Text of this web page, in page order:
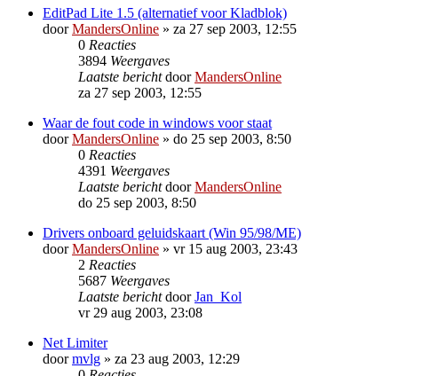
EditPad Lite 1.5 (alternatief voor Kladblok)
doorMandersOnline » za 27 sep 2003, 12:55
0 Reacties
3894 Weergaves
Laatste berichtdoorMandersOnline
za 27 sep 2003, 12:55
Waar de fout code in windows voor staat
doorMandersOnline » do 25 sep 2003, 8:50
0 Reacties
4391 Weergaves
Laatste berichtdoorMandersOnline
do 25 sep 2003, 8:50
Drivers onboard geluidskaart (Win 95/98/ME)
doorMandersOnline » vr 15 aug 2003, 23:43
2 Reacties
5687 Weergaves
Laatste berichtdoorJan_Kol
vr 29 aug 2003, 23:08
Net Limiter
doormvlg » za 23 aug 2003, 12:29